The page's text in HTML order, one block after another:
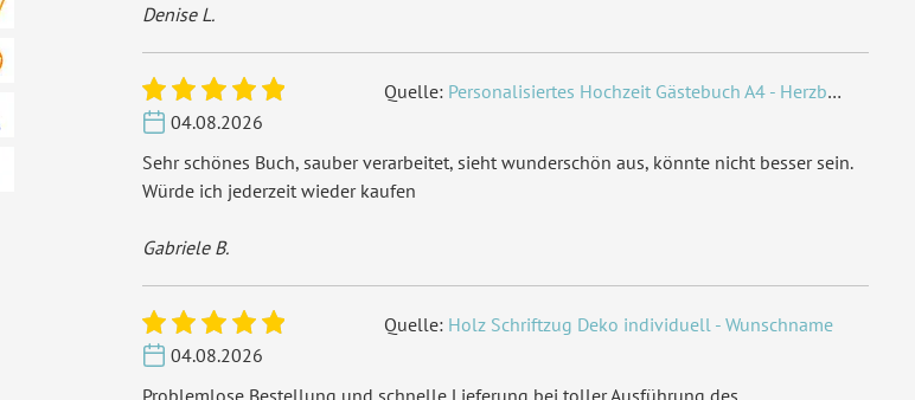
Denise L.
Quelle: Personalisiertes Hochzeit Gästebuch A4 - Herzbaum
04.08.2026
Sehr schönes Buch, sauber verarbeitet, sieht wunderschön aus, könnte nicht besser sein.
Würde ich jederzeit wieder kaufen
Gabriele B.
Quelle: Holz Schriftzug Deko individuell - Wunschname
04.08.2026
Problemlose Bestellung und schnelle Lieferung bei toller Ausführung des